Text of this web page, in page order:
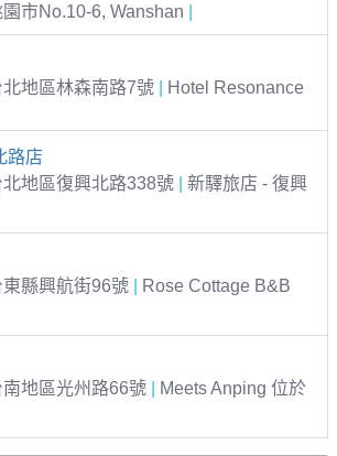
市No.10-6, Wanshan
北地區林森南路7號
Hotel Resonance
路店
北地區復興北路338號
新驛旅店 - 復興
東縣興航街96號
Rose Cottage B&B
南地區光州路66號
Meets Anping 位於